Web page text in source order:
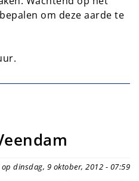
om deze aarde te
dinsdag, 9 oktober, 2012 - 07:59